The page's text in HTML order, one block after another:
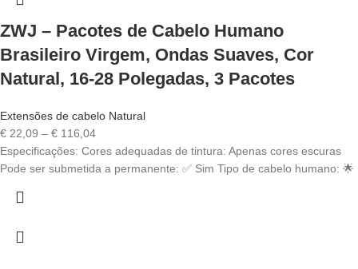
ZWJ – Pacotes de Cabelo Humano
Brasileiro Virgem, Ondas Suaves, Cor
Natural, 16-28 Polegadas, 3 Pacotes
Extensões de cabelo Natural
€ 22,09 – € 116,04Price
range:
€ 22,09
Especificações: Cores adequadas de tintura: Apenas cores escuras
Pode ser submetida a permanente: ✅ Sim Tipo de cabelo humano: 🌟